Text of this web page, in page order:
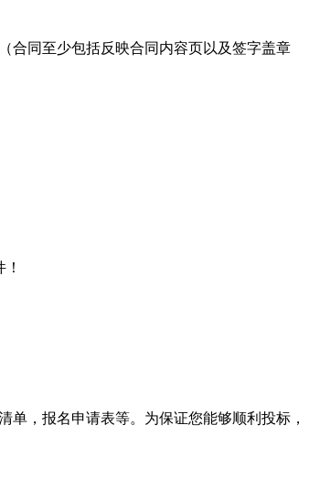
合同至少包括反映合同内容页以及签字盖章
单，报名申请表等。为保证您能够顺利投标，